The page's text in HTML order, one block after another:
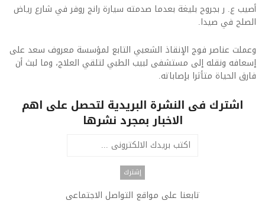
أصيب ع. ر بجروح بليغة بعدما صدمته سيارة رانج روفر في شارع رياض
الصلح في صيدا.
وعملت عناصر فوج الإنقاذ الشعبي التابع لمؤسسة معروف سعد على
إسعافه ونقله إلى مستشفى لبيب الطبي لتلقي العلاج، وما لبث أن
فارق الحياة متأثرا بإصاباته.
اشترك فى النشرة البريدية لتحصل على اهم
الاخبار بمجرد نشرها
تابعنا على مواقع التواصل الاجتماعى